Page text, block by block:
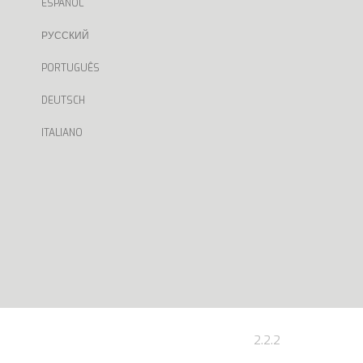
ESPAÑOL
РУССКИЙ
PORTUGUÊS
DEUTSCH
ITALIANO
2.2.2